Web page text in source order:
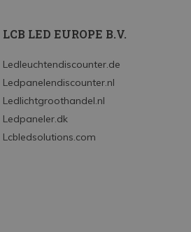
LCB LED EUROPE B.V.
Ledleuchtendiscounter.de
Ledpanelendiscounter.nl
Ledlichtgroothandel.nl
Ledpaneler.dk
Lcbledsolutions.com